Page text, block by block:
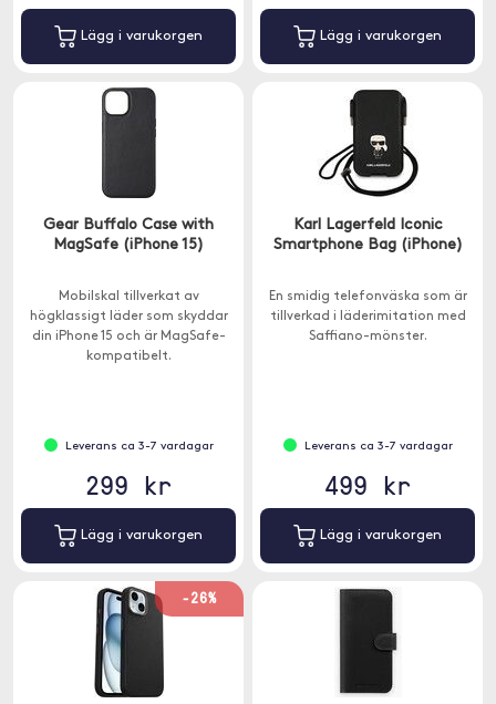
Lägg i varukorgen Lägg i varukorgen
Gear Buffalo Case with
MagSafe (iPhone 15)
Mobilskal tillverkat av
högklassigt läder som skyddar
din iPhone 15 och är MagSafe-
kompatibelt.
Leverans ca 3-7 vardagar
299 kr
Lägg i varukorgen
Karl Lagerfeld Iconic
Smartphone Bag (iPhone)
En smidig telefonväska som är
tillverkad i läderimitation med
Saffiano-mönster.
Leverans ca 3-7 vardagar
499 kr
Lägg i varukorgen
-26%